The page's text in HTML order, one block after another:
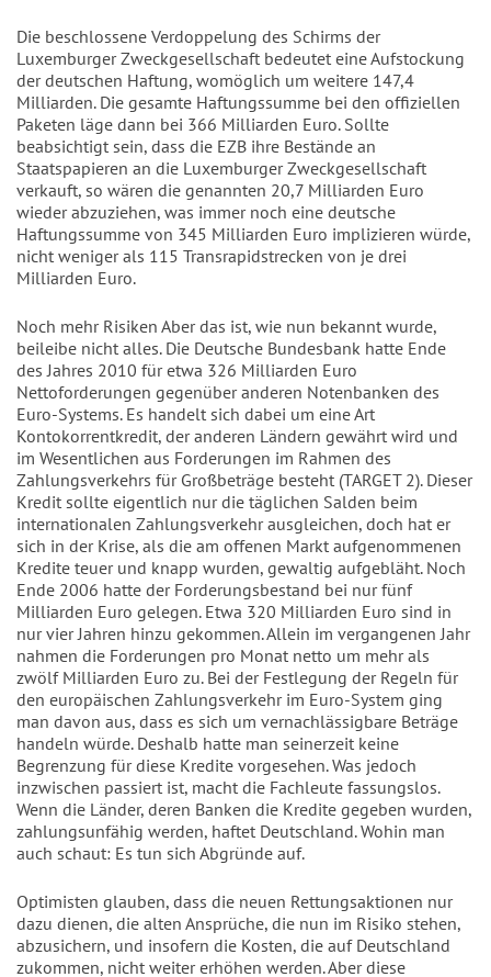
Die beschlossene Verdoppelung des Schirms der
Luxemburger Zweckgesellschaft bedeutet eine Aufstockung
der deutschen Haftung, womöglich um weitere 147,4
Milliarden. Die gesamte Haftungssumme bei den offiziellen
Paketen läge dann bei 366 Milliarden Euro. Sollte
beabsichtigt sein, dass die EZB ihre Bestände an
Staatspapieren an die Luxemburger Zweckgesellschaft
verkauft, so wären die genannten 20,7 Milliarden Euro
wieder abzuziehen, was immer noch eine deutsche
Haftungssumme von 345 Milliarden Euro implizieren würde,
nicht weniger als 115 Transrapidstrecken von je drei
Milliarden Euro.
Noch mehr Risiken Aber das ist, wie nun bekannt wurde,
beileibe nicht alles. Die Deutsche Bundesbank hatte Ende
des Jahres 2010 für etwa 326 Milliarden Euro
Nettoforderungen gegenüber anderen Notenbanken des
Euro-Systems. Es handelt sich dabei um eine Art
Kontokorrentkredit, der anderen Ländern gewährt wird und
im Wesentlichen aus Forderungen im Rahmen des
Zahlungsverkehrs für Großbeträge besteht (TARGET 2). Dieser
Kredit sollte eigentlich nur die täglichen Salden beim
internationalen Zahlungsverkehr ausgleichen, doch hat er
sich in der Krise, als die am offenen Markt aufgenommenen
Kredite teuer und knapp wurden, gewaltig aufgebläht. Noch
Ende 2006 hatte der Forderungsbestand bei nur fünf
Milliarden Euro gelegen. Etwa 320 Milliarden Euro sind in
nur vier Jahren hinzu gekommen. Allein im vergangenen Jahr
nahmen die Forderungen pro Monat netto um mehr als
zwölf Milliarden Euro zu. Bei der Festlegung der Regeln für
den europäischen Zahlungsverkehr im Euro-System ging
man davon aus, dass es sich um vernachlässigbare Beträge
handeln würde. Deshalb hatte man seinerzeit keine
Begrenzung für diese Kredite vorgesehen. Was jedoch
inzwischen passiert ist, macht die Fachleute fassungslos.
Wenn die Länder, deren Banken die Kredite gegeben wurden,
zahlungsunfähig werden, haftet Deutschland. Wohin man
auch schaut: Es tun sich Abgründe auf.
Optimisten glauben, dass die neuen Rettungsaktionen nur
dazu dienen, die alten Ansprüche, die nun im Risiko stehen,
abzusichern, und insofern die Kosten, die auf Deutschland
zukommen, nicht weiter erhöhen werden. Aber diese